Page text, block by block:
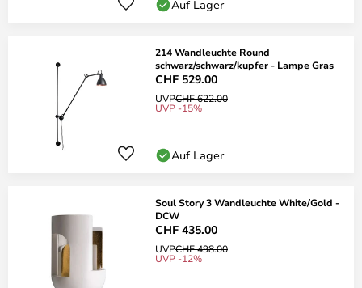
Auf Lager
214 Wandleuchte Round
schwarz/schwarz/kupfer - Lampe Gras
CHF 529.00
UVPCHF 622.00
UVP -15%
Auf Lager
Soul Story 3 Wandleuchte White/Gold -
DCW
CHF 435.00
UVPCHF 498.00
UVP -12%